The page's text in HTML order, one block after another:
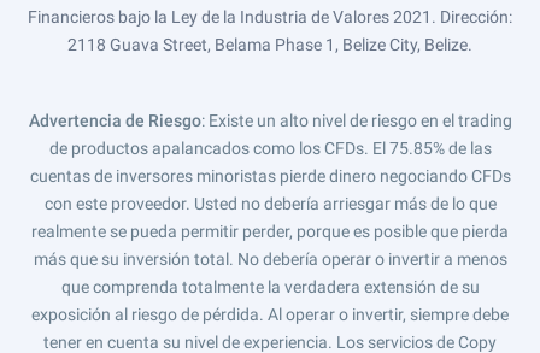
Financieros bajo la Ley de la Industria de Valores 2021. Dirección:
2118 Guava Street, Belama Phase 1, Belize City, Belize.
Advertencia de Riesgo: Existe un alto nivel de riesgo en el trading
de productos apalancados como los CFDs. El 75.85% de las
cuentas de inversores minoristas pierde dinero negociando CFDs
con este proveedor. Usted no debería arriesgar más de lo que
realmente se pueda permitir perder, porque es posible que pierda
más que su inversión total. No debería operar o invertir a menos
que comprenda totalmente la verdadera extensión de su
exposición al riesgo de pérdida. Al operar o invertir, siempre debe
tener en cuenta su nivel de experiencia. Los servicios de Copy